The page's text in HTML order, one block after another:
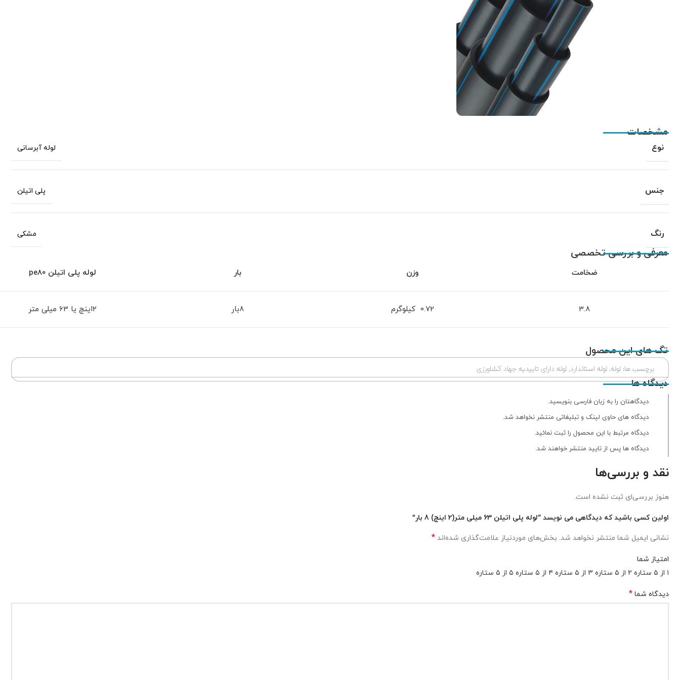
مشخصات
نوع لوله آبرسانی
جنس پلی اتیلن
رنگ مشکی
معرفی و بررسی تخصصی
ضخامت وزن بار لوله پلی اتیلنpe80
3.8 0.72 کیلوگرم 8بار 2اینچ یا 63 میلی متر
تگ های این محصول
برچسب ها: لوله, لوله استاندارد, لوله دارای تاییدیه جهاد کشاورزی
دیدگاه ها
دیدگاهتان را به زبان فارسی بنویسید.
دیدگاه های حاوی لینک و تبلیغاتی منتشر نخواهد شد.
دیدگاه مرتبط با این محصول را ثبت نمائید.
دیدگاه ها پس از تایید منتشر خواهند شد.
نقد و بررسی‌ها
هنوز بررسی‌ای ثبت نشده است.
اولین کسی باشید که دیدگاهی می نویسد “لوله پلی اتیلن 63 میلی متر(2 اینچ) 8 بار”
نشانی ایمیل شما منتشر نخواهد شد. بخش‌های موردنیاز علامت‌گذاری شده‌اند *
امتیاز شما
۱ از ۵ ستاره
۲ از ۵ ستاره ۳ از ۵ ستاره ۴ از ۵ ستاره ۵ از ۵ ستاره
دیدگاه شما *